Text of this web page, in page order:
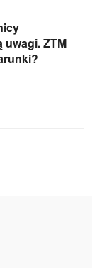
uwagi. ZTM